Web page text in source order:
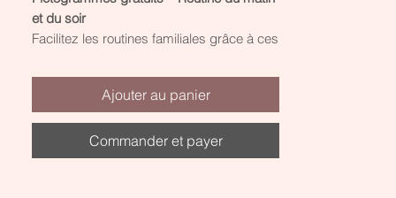
Aperçu rapide
Réservoir affectif à remplir
chaque jour
et du soir
Facilitez les routines familiales grâce à ces
pour les enfants de 0 à 12 ans.
Imprimables en noir et blanc, ils
permettent d’impliquer l’enfant dans le
déroulement de sa journée tout en
favorisant son autonomie et sa
Ajouter au panier
Commander et payer